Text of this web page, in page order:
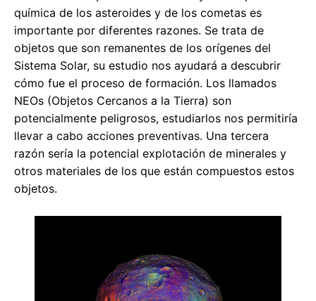
química de los asteroides y de los cometas es
importante por diferentes razones. Se trata de
objetos que son remanentes de los orígenes del
Sistema Solar, su estudio nos ayudará a descubrir
cómo fue el proceso de formación. Los llamados
NEOs (Objetos Cercanos a la Tierra) son
potencialmente peligrosos, estudiarlos nos permitiría
llevar a cabo acciones preventivas. Una tercera
razón sería la potencial explotación de minerales y
otros materiales de los que están compuestos estos
objetos.